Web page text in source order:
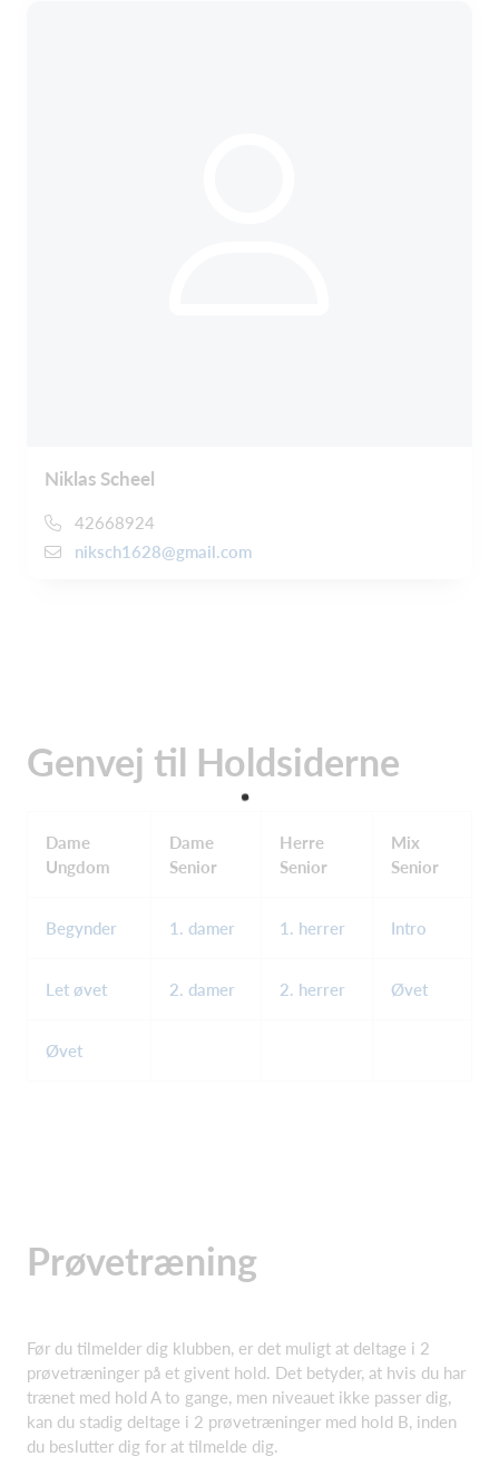
Niklas Scheel
42668924
niksch1628@gmail.com
Genvej til Holdsiderne
Dame
Ungdom
Dame
Senior
Herre
Senior
Mix
Senior
Begynder 1. damer 1. herrer Intro
Let øvet 2. damer 2. herrer Øvet
Øvet
Prøvetræning
Før du tilmelder dig klubben, er det muligt at deltage i 2
prøvetræninger på et givent hold. Det betyder, at hvis du har
trænet med hold A to gange, men niveauet ikke passer dig,
kan du stadig deltage i 2 prøvetræninger med hold B, inden
du beslutter dig for at tilmelde dig.